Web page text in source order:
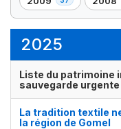
élément(s)
,
37
,
40
2025
Liste du patrimoine
sauvegarde urgente
La tradition textile
la région de Gomel